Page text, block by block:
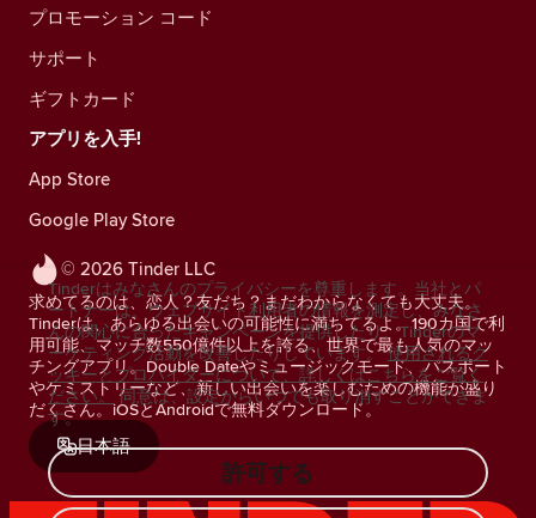
© 2026 Tinder LLC
求めてるのは、恋人？友だち？まだわからなくても大丈夫。
Tinderは、あらゆる出会いの可能性に満ちてるよ。190カ国で利
用可能、マッチ数550億件以上を誇る、世界で最も人気のマッ
チングアプリ。Double Dateやミュージックモード、パスポート
やケミストリーなど、新しい出会いを楽しむための機能が盛り
だくさん。iOSとAndroidで無料ダウンロード。
日本語
プロモーション コード
サポート
ギフトカード
アプリを入手!
App Store
Google Play Store
Tinderはみなさんのプライバシーを尊重します。当社とパ
ートナーは、ウェブサイト利用者の情報を測定し、みなさ
んの関心に合ったキャンペーンを提供したり、Tinderのマ
ーケティング活動を改善したりしています。 使用されるク
ッキーとプロバイダーについて、詳しくはこちらをご覧く
ださい。 同意は、設定からいつでも取り消すことができま
す。
許可する